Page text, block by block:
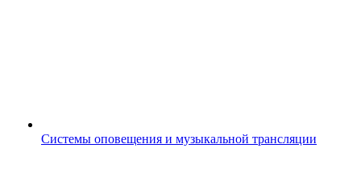
Системы оповещения и музыкальной трансляции